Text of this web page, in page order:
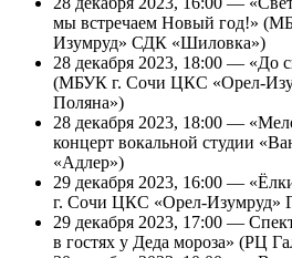
мы встречаем Новый год!»
Изумруд» СДК «Шиловка»)
28 декабря 2023, 18:00 — «До
(МБУК г. Сочи ЦКС «Орел-
Поляна»)
28 декабря 2023, 18:00 —
концерт вокальной студии
«Адлер»)
29 декабря 2023, 16:00 —
г. Сочи ЦКС «Орел-Изумруд»
29 декабря 2023, 17:00 —
в гостях у Деда мороза» (РЦ